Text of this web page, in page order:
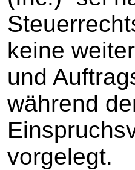
keine
und
während
vorgelegt.